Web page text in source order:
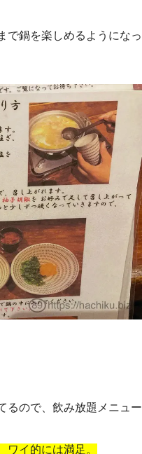
で鍋を楽しめるようになっ
るので、飲み放題メニュー
ワイ的には満足。